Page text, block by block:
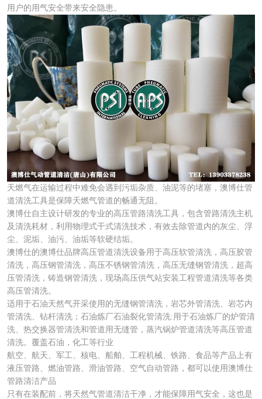
用户的用气安全带来安全隐患。
天燃气在运输过程中难免会遇到污垢杂质、油泥等的堵塞，澳博仕管
道清洗工具是保障天燃气管道的畅通无阻。
澳博仕自主设计研发的专业的高压管路清洗工具，包含管路清洗主机
及清洗耗材，利用物理式干式清洗技术，有效去除管道内的灰尘、浮
尘、泥垢、油污、油垢等软硬结垢。
澳博仕的澳博仕品牌高压管道清洗设备用于高压软管清洗，高压胶管
清洗，高压钢管清洗，高压不锈钢管清洗，高压无缝钢管清洗，超高
压管清洗，铸造钢管清洗，现场高压供气站安装工程管道清洗等各类
高压管清洗。
适用于石油天然气开采使用的无缝钢管清洗，岩芯外管清洗、岩芯内
管清洗、钻杆清洗；石油炼厂石油裂化管清洗:用于石油炼厂的炉管清
洗、热交换器管清洗和管道用无缝管，蒸汽锅炉管道清洗等高压管道
清洗。覆盖石油，化工等行业
航空、航天、军工、核电、船舶、工程机械、铁路、食品等产品上有
液压管路、燃油管路、滑油管路、空气自动管路，都可以使用澳博仕
管路清洁产品
只有在装配前，将天然气管道清洁干净，才能保障用气安全，这也是